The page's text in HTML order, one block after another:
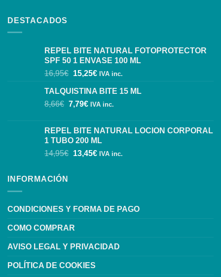
DESTACADOS
REPEL BITE NATURAL FOTOPROTECTOR
SPF 50 1 ENVASE 100 ML
16,95€ 15,25€ IVA inc.
TALQUISTINA BITE 15 ML
8,66€ 7,79€ IVA inc.
REPEL BITE NATURAL LOCION CORPORAL
1 TUBO 200 ML
14,95€ 13,45€ IVA inc.
INFORMACIÓN
CONDICIONES Y FORMA DE PAGO
COMO COMPRAR
AVISO LEGAL Y PRIVACIDAD
POLÍTICA DE COOKIES